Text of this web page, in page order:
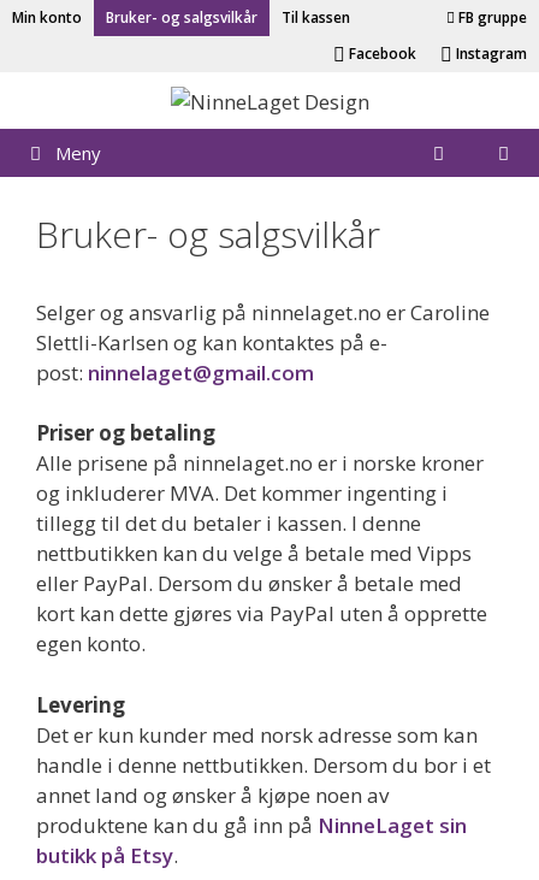
Hopp
Min konto Bruker- og salgsvilkår Til kassen
FB gruppe
Instagram
Facebook
Meny
Bruker- og salgsvilkår
Selger og ansvarlig på ninnelaget.no er Caroline
Slettli-Karlsen og kan kontaktes på e-
post: ninnelaget@gmail.com
Priser og betaling
Alle prisene på ninnelaget.no er i norske kroner
og inkluderer MVA. Det kommer ingenting i
tillegg til det du betaler i kassen. I denne
nettbutikken kan du velge å betale med Vipps
eller PayPal. Dersom du ønsker å betale med
kort kan dette gjøres via PayPal uten å opprette
egen konto.
Levering
Det er kun kunder med norsk adresse som kan
handle i denne nettbutikken. Dersom du bor i et
annet land og ønsker å kjøpe noen av
produktene kan du gå inn på NinneLaget sin
butikk på Etsy.